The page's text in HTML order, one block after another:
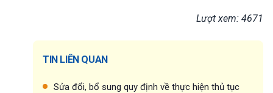
Lượt xem: 4671
TIN LIÊN QUAN
Sửa đổi, bổ sung quy định về thực hiện thủ tục